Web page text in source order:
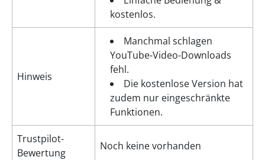
kostenlos.
Hinweis
Manchmal schlagen
YouTube-Video-Downloads
fehl.
Die kostenlose Version hat
zudem nur eingeschränkte
Funktionen.
Trustpilot-
Bewertung
Noch keine vorhanden